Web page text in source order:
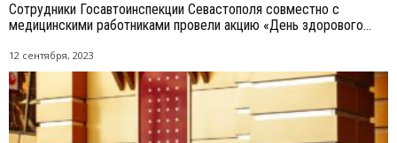
Сотрудники Госавтоинспекции Севастополя совместно с
медицинскими работниками провели акцию «День здорового...
12 сентября, 2023